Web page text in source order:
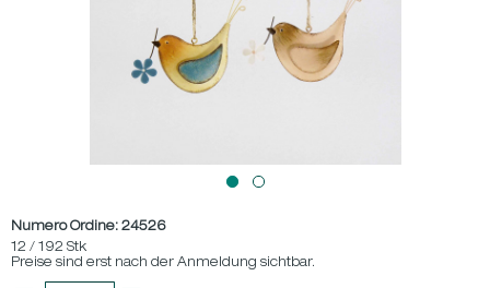
Numero Ordine: 24526
12 / 192 Stk
Preise sind erst nach der Anmeldung sichtbar.